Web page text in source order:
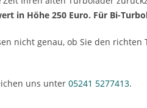
in Höhe 250 Euro. Für Bi-
nicht genau, ob Sie den
uns unter 05241 5277413.